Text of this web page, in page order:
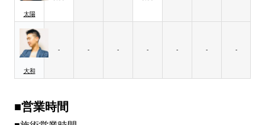
太陽
大和
- - - - - - -
■営業時間